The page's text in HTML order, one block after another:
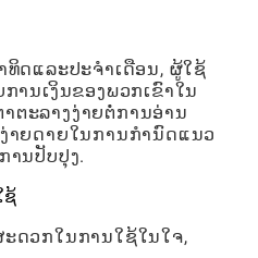
ດແລະປະຈໍາເດືອນ, ຜູ້ໃຊ້
ານເງິນຂອງພວກເຂົາໃນ
ຕະລາງງ່າຍຕໍ່ການອ່ານ
າຍດາຍໃນການກໍານົດແນວ
ານປັບປຸງ.
ຊ້
ດວກໃນການໃຊ້ໃນໃຈ,